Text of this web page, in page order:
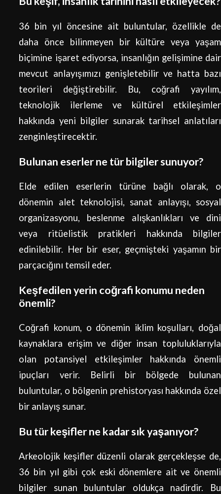
36 bin yıl öncesine ait buluntular, özellikle de
daha önce bilinmeyen bir kültüre veya yaşam
biçimine işaret ediyorsa, insanlığın gelişimine dair
mevcut anlayışımızı genişletebilir ve hatta bazı
teorileri değiştirebilir. Bu, coğrafi yayılım,
teknolojik ilerleme ve kültürel etkileşimler
hakkında yeni bilgiler sunarak tarihsel anlatıları
zenginleştirecektir.
Bulunan eserler ne tür bilgiler sunuyor?
Elde edilen eserlerin türüne bağlı olarak, o
dönemin alet teknolojisi, sanat anlayışı, sosyal
organizasyonu, beslenme alışkanlıkları ve dini
veya ritüelistik pratikleri hakkında bilgiler
edinilebilir. Her bir eser, geçmişteki yaşamın bir
parçacığını temsil eder.
Keşfedilen yerin coğrafi konumu neden
önemli?
Coğrafi konum, o dönemin iklim koşulları, doğal
kaynaklara erişim ve diğer insan topluluklarıyla
olan potansiyel etkileşimler hakkında önemli
ipuçları verir. Belirli bir bölgede bulunan
buluntular, o bölgenin prehistoryası hakkında özel
bir anlayış sunar.
Bu tür keşifler ne kadar sık yaşanıyor?
Arkeolojik keşifler düzenli olarak gerçekleşse de,
36 bin yıl gibi çok eski dönemlere ait ve önemli
bilgiler sunan buluntular oldukça nadirdir. Bu